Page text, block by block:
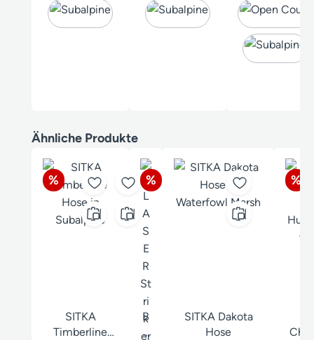
Produktgalerie überspringen
Ähnliche Produkte
Rabatt
%
SITKA
Timberline
Rabatt
%
B
L
SITKA Dakota
Hose
%